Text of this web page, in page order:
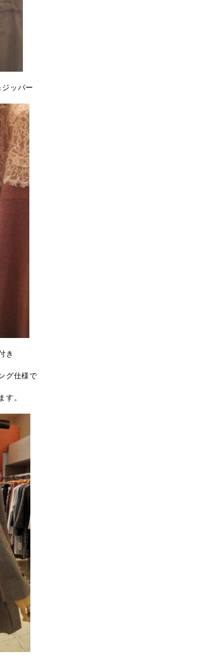
ッパー
き
グ仕様で
す。